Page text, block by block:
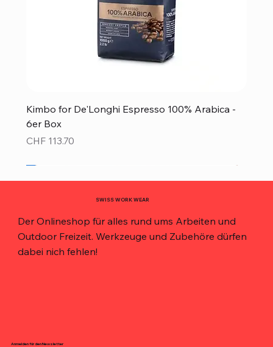
Kimbo for De'Longhi Espresso 100% Arabica -
6er Box
Preis
CHF 113.70
SWISS WORK WEAR
Der Onlineshop für alles rund ums Arbeiten und
Outdoor Freizeit. Werkzeuge und Zubehöre dürfen
dabei nich fehlen!
Anmelden für den Newsletter